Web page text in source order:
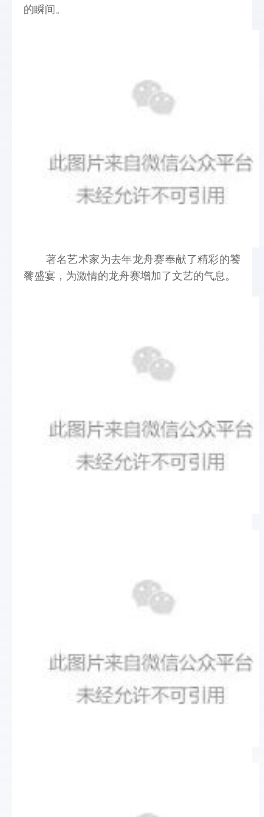
的瞬间。
著名艺术家为去年龙舟赛奉献了精彩的饕
餮盛宴，为激情的龙舟赛增加了文艺的气息。